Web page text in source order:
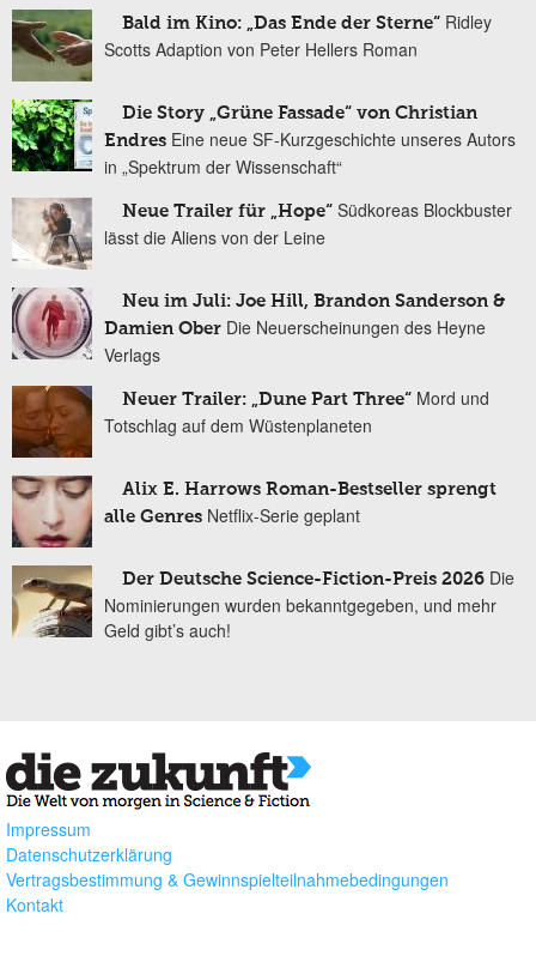
Bald im Kino: „Das Ende der Sterne“ Ridley
Scotts Adaption von Peter Hellers Roman
Die Story „Grüne Fassade“ von Christian
Endres Eine neue SF-Kurzgeschichte unseres Autors
in „Spektrum der Wissenschaft“
Neue Trailer für „Hope“ Südkoreas Blockbuster
lässt die Aliens von der Leine
Neu im Juli: Joe Hill, Brandon Sanderson &
Damien Ober Die Neuerscheinungen des Heyne
Verlags
Neuer Trailer: „Dune Part Three“ Mord und
Totschlag auf dem Wüstenplaneten
Alix E. Harrows Roman-Bestseller sprengt
alle Genres Netflix-Serie geplant
Der Deutsche Science-Fiction-Preis 2026 Die
Nominierungen wurden bekanntgegeben, und mehr
Geld gibt’s auch!
Impressum
Datenschutzerklärung
Vertragsbestimmung & Gewinnspielteilnahmebedingungen
Kontakt